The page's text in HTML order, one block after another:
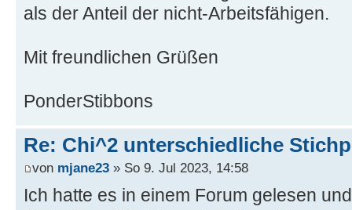
als der Anteil der nicht-Arbeitsfähigen.
Mit freundlichen Grüßen
PonderStibbons
Re: Chi^2 unterschiedliche
von mjane23 » So 9. Jul 2023, 14:58
Ich hatte es in einem Forum gelesen